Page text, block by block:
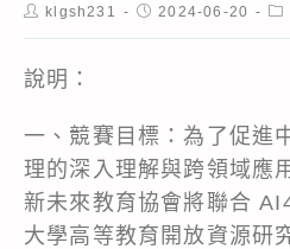
Postklgsh231
Post2024-06-20
說明：
一、競賽目標：為了促進
理的深入理解與跨領域應
新未來教育協會將聯合
大學高等教育開放資源研